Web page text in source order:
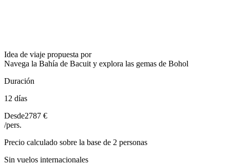
Idea de viaje propuesta por
Navega la Bahía de Bacuit y explora las gemas de Bohol
Duración
12 días
Desde2787 €
/pers.
Precio calculado sobre la base de 2 personas
Sin vuelos internacionales